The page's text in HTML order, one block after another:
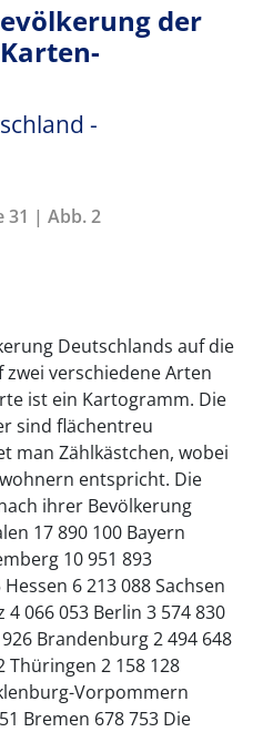
der
-
31 | Abb. 2
Deutschlands auf die
verschiedene Arten
ist ein Kartogramm. Die
sind flächentreu
man Zählkästchen, wobei
entspricht. Die
ihrer Bevölkerung
17 890 100 Bayern
10 951 893
6 213 088 Sachsen
4 066 053 Berlin 3 574 830
Brandenburg 2 494 648
Thüringen 2 158 128
Vorpommern
Bremen 678 753 Die